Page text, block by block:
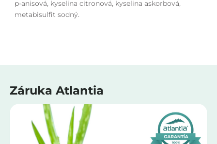
p-anisová, kyselina citronová, kyselina askorbová,
metabisulfit sodný.
Záruka Atlantia